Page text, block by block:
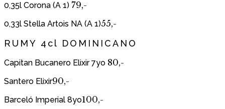
0,35l Corona (A 1) 79,-
0,33l Stella Artois NA (A 1)55,-
RUMY 4cl DOMINICANO
Capitan Bucanero Elixir 7yo 80,-
Santero Elixir90,-
Barceló Imperial 8yo100,-